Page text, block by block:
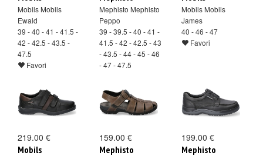
Mobils Mobils
Ewald
39 - 40 - 41 - 41.5 -
42 - 42.5 - 43.5 -
47.5
Favori
Mephisto Mephisto
Peppo
39 - 39.5 - 40 - 41 -
41.5 - 42 - 42.5 - 43
- 43.5 - 44 - 45 - 46
- 47 - 47.5
Mobils Mobils
James
40 - 46 - 47
Favori
219.00 €
Mobils
159.00 €
Mephisto
199.00 €
Mephisto